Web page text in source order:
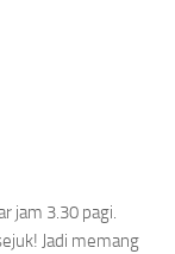
jam 3.30 pagi.
Jadi memang